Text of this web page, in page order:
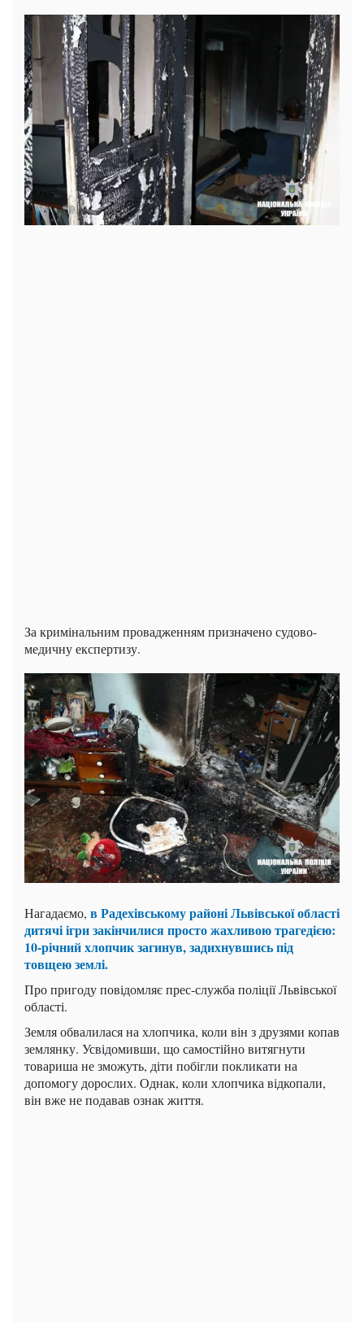
За кримінальним провадженням призначено судово-
медичну експертизу.
Нагадаємо, в Радехівському районі Львівської області
дитячі ігри закінчилися просто жахливою трагедією:
10-річний хлопчик загинув, задихнувшись під
товщею землі.
Про пригоду повідомляє прес-служба поліції Львівської
області.
Земля обвалилася на хлопчика, коли він з друзями копав
землянку. Усвідомивши, що самостійно витягнути
товариша не зможуть, діти побігли покликати на
допомогу дорослих. Однак, коли хлопчика відкопали,
він вже не подавав ознак життя.